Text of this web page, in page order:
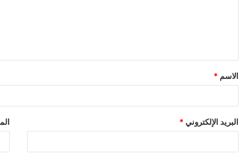
ق
*
الاسم *
البريد الإلكتروني*